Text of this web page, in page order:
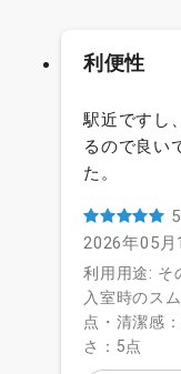
利便性
駅近ですし
るので良い
た。
2026年05月
利用用途: そ
入室時のス
点・清潔感
さ：5点